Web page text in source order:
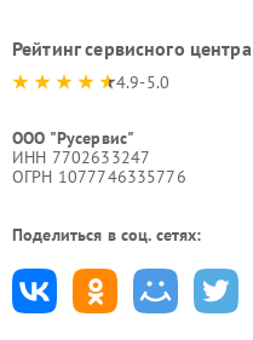
Рейтинг сервисного центра
4.9-5.0
ООО "Русервис"
ИНН 7702633247
ОГРН 1077746335776
Поделиться в соц. сетях: